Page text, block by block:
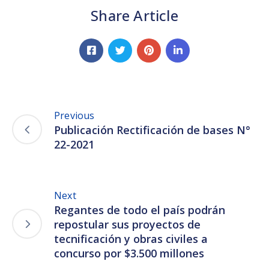
Share Article
Previous
Publicación Rectificación de bases N°
22-2021
Next
Regantes de todo el país podrán
repostular sus proyectos de
tecnificación y obras civiles a
concurso por $3.500 millones